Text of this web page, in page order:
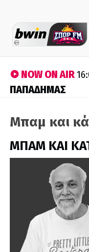
NOW ON AIR
ΠΑΠΑΔΗΜΑΣ
Μπαμ και
ΜΠΑΜ ΚΑΙ